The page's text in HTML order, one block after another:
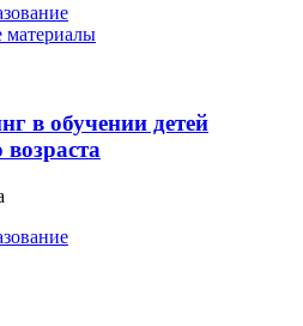
материалы
в обучении детей